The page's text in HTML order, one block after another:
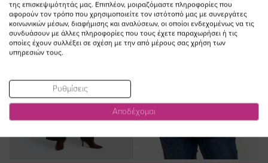
της επισκεψιμότητάς μας. Επιπλέον, μοιραζόμαστε πληροφορίες που
αφορούν τον τρόπο που χρησιμοποιείτε τον ιστότοπό μας με συνεργάτες
κοινωνικών μέσων, διαφήμισης και αναλύσεων, οι οποίοι ενδεχομένως να τις
συνδυάσουν με άλλες πληροφορίες που τους έχετε παραχωρήσει ή τις
οποίες έχουν συλλέξει σε σχέση με την από μέρους σας χρήση των
υπηρεσιών τους.
Ρυθμίσεις
Αποδέχομαι